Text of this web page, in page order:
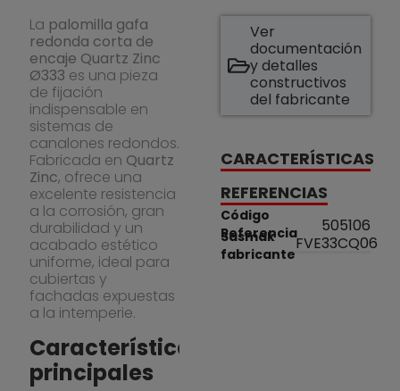
La palomilla gafa
redonda corta de
encaje Quartz Zinc
Ø333 es una pieza
de fijación
indispensable en
sistemas de
canalones redondos.
Fabricada en Quartz
Zinc, ofrece una
excelente resistencia
a la corrosión, gran
durabilidad y un
acabado estético
uniforme, ideal para
cubiertas y
fachadas expuestas
a la intemperie.
Características
principales
Ver
documentación
y detalles
constructivos
del fabricante
CARACTERÍSTICAS
REFERENCIAS
Código
Sasmak
505106
Referencia
fabricante
FVE33CQ06